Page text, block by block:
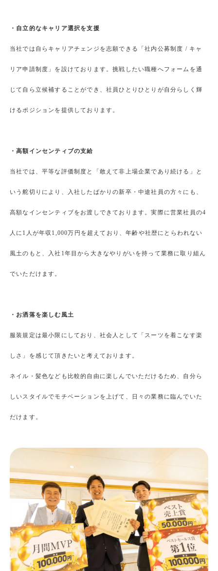
・自立的なキャリア選択を支援
当社では自らキャリアチェンジを志願できる「社内公募制度 / キャ
リア申請制度」を設けております。挑戦したい職種へフォームを通
じて自ら立候補することができ、社員ひとりひとりが自分らしく輝
けるポジションを提供しております。
・高額インセンティブの支給
当社では、平等な評価制度と「敢えて非上場企業であり続ける」と
いう舵切りにより、入社したばかりの新卒・中途社員の方々にも、
高額なインセンティブをお渡しできております。実際に営業社員の4
人に1人が年収1,000万円を超えており、年齢や社歴にとらわれない
風土のもと、入社1年目から大きなやりがいを持って業務に取り組ん
でいただけます。
・お洒落を楽しむ風土
服装規定は最小限にしており、社会人として「スーツを着こなす楽
しさ」を感じて頂きたいと考えております。
ネイル・髪色なども比較的自由に楽しんでいただけるため、自分ら
しいスタイルでモチベーションを上げて、日々の業務に臨んでいた
だけます。